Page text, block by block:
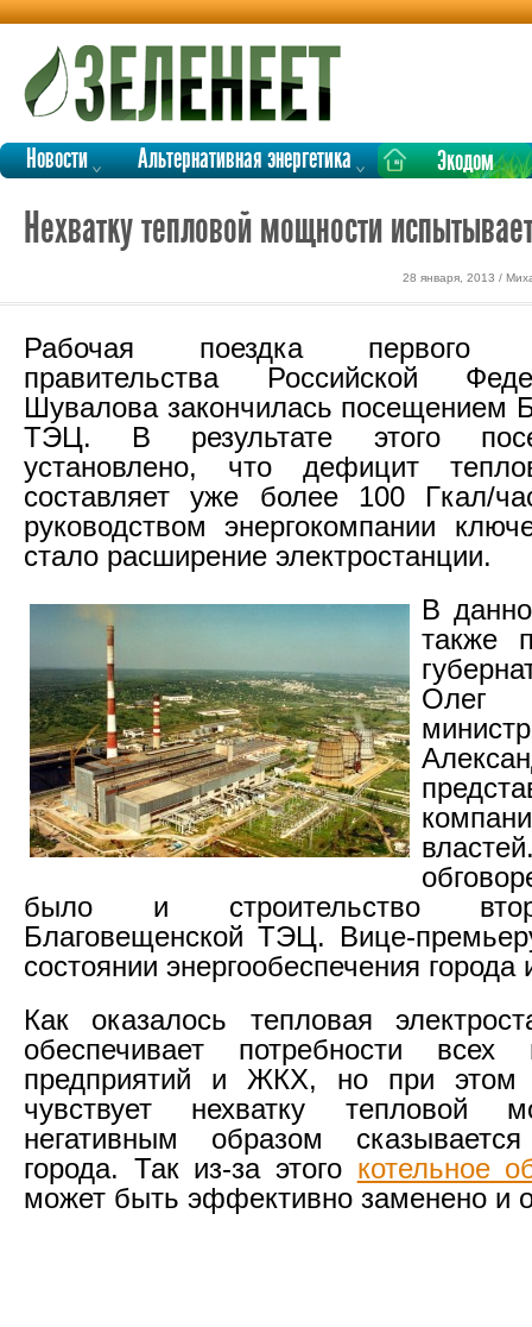
Новости Альтернативная энергетика Экодом
Нехватку тепловой мощности
28 января, 2013 /
Рабочая поездка первого
правительства Российской
Шувалова закончилась посещением
ТЭЦ. В результате этого
установлено, что дефицит
составляет уже более 100 Гкал/
руководством энергокомпании
стало расширение электростанции.
В
также
Олег
было и строительство
Благовещенской ТЭЦ. Вице-
состоянии энергообеспечения города
Как оказалось тепловая
обеспечивает потребности всех
предприятий и ЖКХ, но при этом
чувствует нехватку тепловой
негативным образом
города. Так из-за этого котельное
может быть эффективно заменено и